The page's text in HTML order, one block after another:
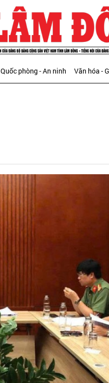
Quốc phòng - An ninh Văn hóa -